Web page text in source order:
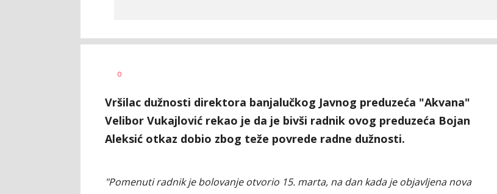
AUTOR
0
Vršilac dužnosti direktora banjalučkog Javnog preduzeća "Akvana"
Velibor Vukajlović rekao je da je bivši radnik ovog preduzeća Bojan
Aleksić otkaz dobio zbog teže povrede radne dužnosti.
"Pomenuti radnik je bolovanje otvorio 15. marta, na dan kada je objavljena nova